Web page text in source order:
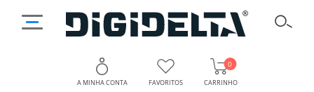
A MINHA CONTA FAVORITOS CARRINHO
0